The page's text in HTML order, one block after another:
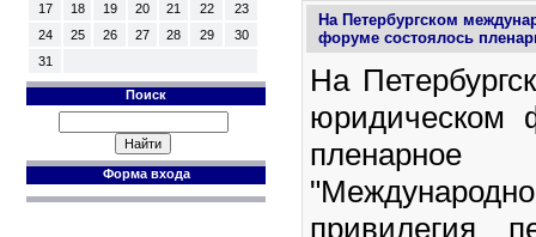
17
18 19 20 21 22
23
24
25 26 27 28 29
30
31
Поиск
Форма входа
На Петербургском
форуме состоялось
На
юридическом
привилегия